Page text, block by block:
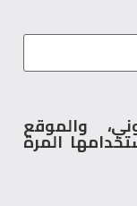
والموقع
المرة